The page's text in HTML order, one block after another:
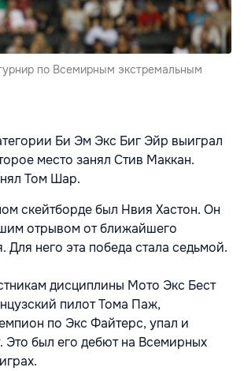
по Всемирным экстремальным
Би Эм Экс Биг Эйр выиграл
место занял Стив Маккан.
Том Шар.
скейтборде был Нвия Хастон. Он
отрывом от ближайшего
Для него эта победа стала седьмой.
дисциплины Мото Экс Бест
пилот Тома Паж,
по Экс Файтерс, упал и
Это был его дебют на Всемирных